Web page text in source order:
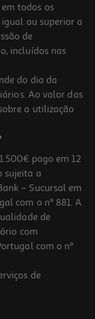
todos os
ou superior a
de
incluídos nas
do dia da
Ao valor das
a utilização
pago em 12
sujeita a
– Sucursal em
com o nº 881. A
de
com
com o nº
de